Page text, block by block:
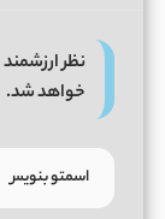
نظر
خواهد شد.